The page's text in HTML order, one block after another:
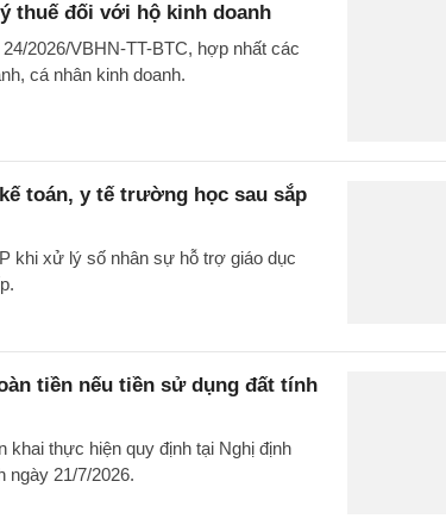
thuế đối với hộ kinh doanh
2026/VBHN-TT-BTC, hợp nhất các
cá nhân kinh doanh.
toán, y tế trường học sau sắp
khi xử lý số nhân sự hỗ trợ giáo dục
tiền nếu tiền sử dụng đất tính
khai thực hiện quy định tại Nghị định
ngày 21/7/2026.